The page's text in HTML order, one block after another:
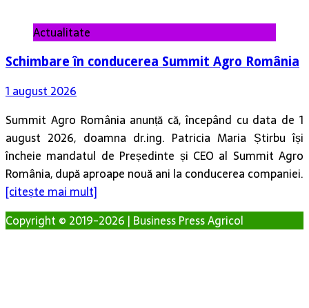
Actualitate
Schimbare în conducerea Summit Agro România
1 august 2026
Summit Agro România anunță că, începând cu data de 1
august 2026, doamna dr.ing. Patricia Maria Știrbu își
încheie mandatul de Președinte și CEO al Summit Agro
România, după aproape nouă ani la conducerea companiei.
[citește mai mult]
Copyright © 2019-2026 | Business Press Agricol